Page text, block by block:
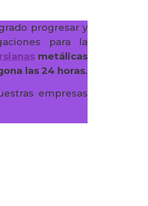
progresar y
para la
metálicas
las 24 horas.
empresas